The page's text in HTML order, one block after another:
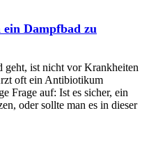
Dampfbad zu
geht, ist nicht vor Krankheiten
oft ein Antibiotikum
Frage auf: Ist es sicher, ein
oder sollte man es in dieser